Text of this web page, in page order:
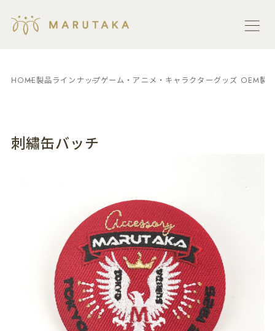
HOME製品ラインナップゲーム・アニメ・キャラクターグッズ OEM製
刺繡缶バッチ